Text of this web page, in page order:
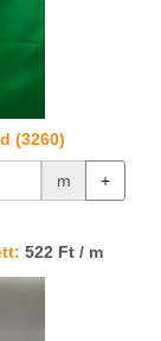
(3260)
m +
522 Ft / m